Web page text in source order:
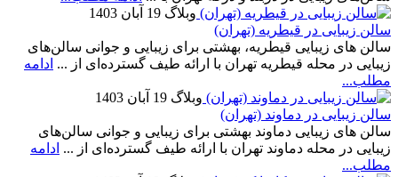
وبلاگ 19 آبان 1403
سالن زیبایی در قیطریه (تهران)
سالن های زیبایی قیطریه، بهشتی برای زیبایی و جوانی سالن‌های
زیبایی در محله قیطریه تهران با ارائه طیف گسترده‌ای از ... ادامه
مطلب...
وبلاگ 19 آبان 1403
سالن زیبایی در دماوند (تهران)
سالن‌ های زیبایی دماوند بهشتی برای زیبایی و جوانی سالن‌های
زیبایی در محله دماوند تهران با ارائه طیف گسترده‌ای از ... ادامه
مطلب...